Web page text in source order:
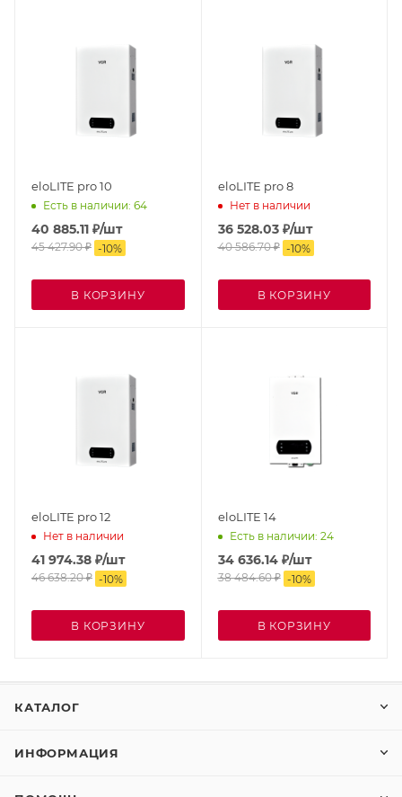
eloLITE pro 10
Есть в наличии: 64
40 885.11 ₽/шт
45 427.90₽ -10%
В КОРЗИНУ
eloLITE pro 8
Нет в наличии
36 528.03₽/шт
40 586.70₽ -10%
В КОРЗИНУ
eloLITE pro 12
Нет в наличии
41 974.38 ₽/шт
46 638.20₽ -10%
В КОРЗИНУ
eloLITE 14
Есть в наличии: 24
34 636.14₽/шт
38 484.60₽ -10%
В КОРЗИНУ
КАТАЛОГ
ИНФОРМАЦИЯ